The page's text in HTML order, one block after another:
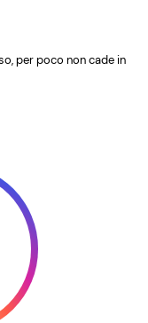
per poco non cade in